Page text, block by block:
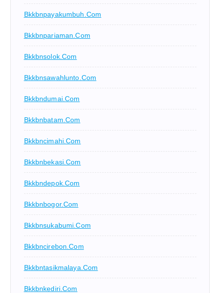
Bkkbnpayakumbuh.com
Bkkbnpariaman.com
Bkkbnsolok.com
Bkkbnsawahlunto.com
Bkkbndumai.com
Bkkbnbatam.com
Bkkbncimahi.com
Bkkbnbekasi.com
Bkkbndepok.com
Bkkbnbogor.com
Bkkbnsukabumi.com
Bkkbncirebon.com
Bkkbntasikmalaya.com
Bkkbnkediri.com